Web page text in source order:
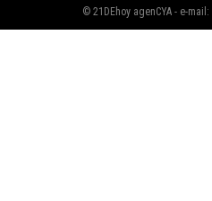
© 21DEhoy agenCYA - e-mail: